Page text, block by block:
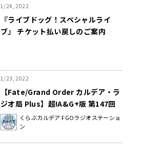
1/24, 2022
『ライブドッグ！スペシャルライ
ブ』 チケット払い戻しのご案内
1/23, 2022
【Fate/Grand Order カルデア・ラ
ジオ局 Plus】超!A&G+版 第147回
放送レポート
くらぶカルデア FGOラジオステーショ
ン